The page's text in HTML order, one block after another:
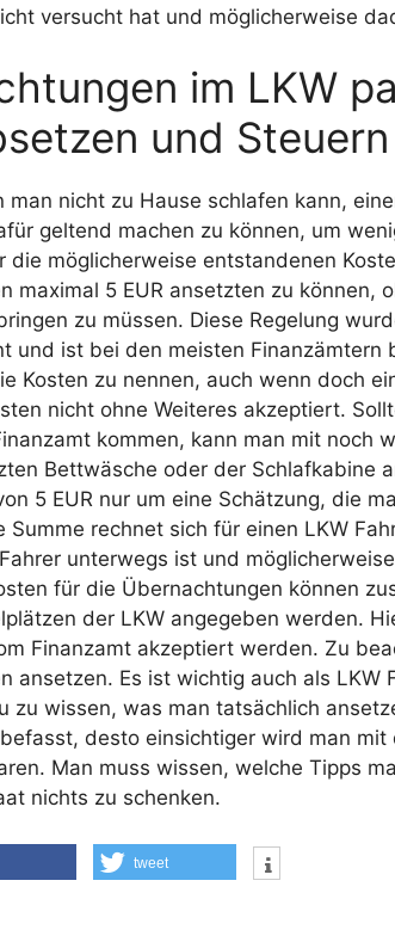
versucht hat und möglicherweise
im LKW
und
man nicht zu Hause schlafen kann,
geltend machen zu können, um
die möglicherweise entstandenen
maximal 5 EUR ansetzten zu können,
zu müssen. Diese Regelung
und ist bei den meisten Finanzämtern
Kosten zu nennen, auch wenn doch
nicht ohne Weiteres akzeptiert.
kommen, kann man mit noch
Bettwäsche oder der Schlafkabine
5 EUR nur um eine Schätzung, die
Summe rechnet sich für einen LKW
unterwegs ist und
für die Übernachtungen können
der LKW angegeben werden.
Finanzamt akzeptiert werden. Zu
ansetzen. Es ist wichtig auch als LKW
zu wissen, was man tatsächlich
desto einsichtiger wird man mit
Man muss wissen, welche Tipps
nichts zu schenken.
tweet